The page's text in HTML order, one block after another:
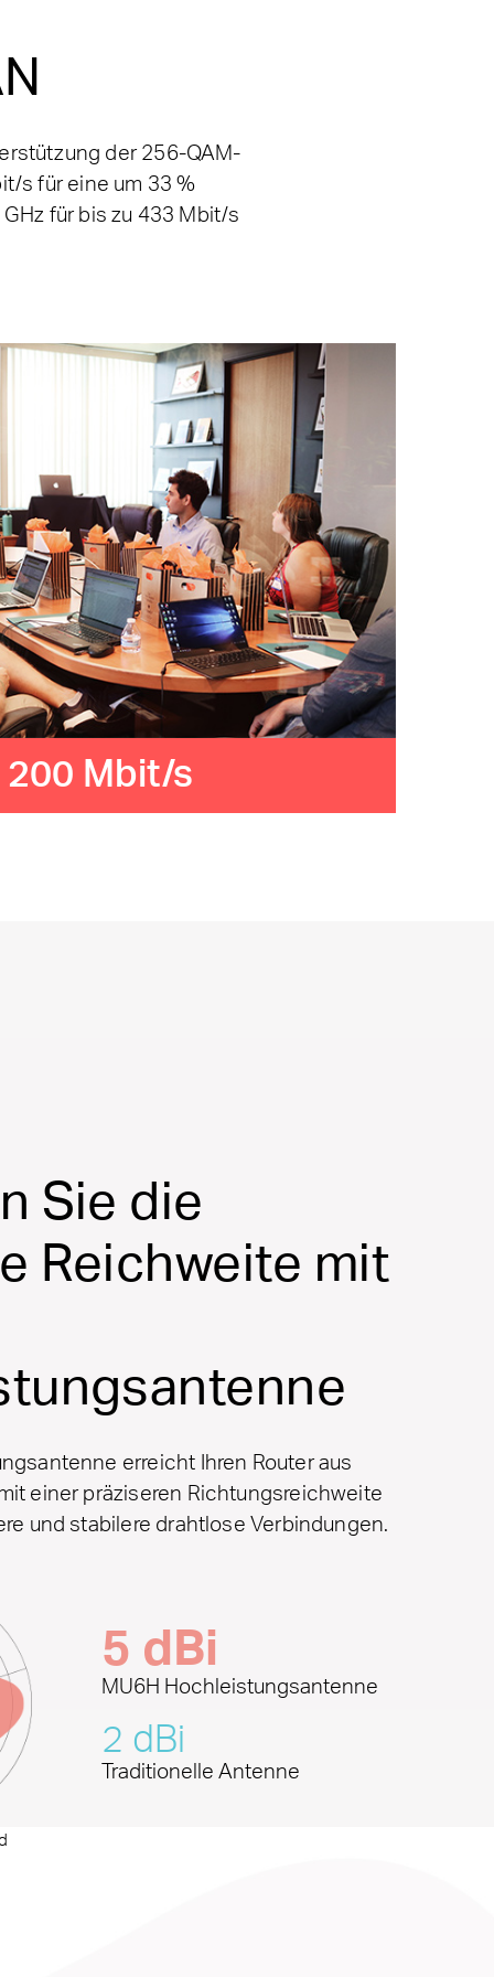
der 256-QAM-
s für eine um 33 %
für bis zu 433 Mbit/s
200 Mbit/s
Sie die
Reichweite mit
erreicht Ihren Router aus
einer präziseren Richtungsreichweite
und stabilere drahtlose Verbindungen.
5 dBi
MU6H Hochleistungsantenne
2 dBi
Traditionelle Antenne